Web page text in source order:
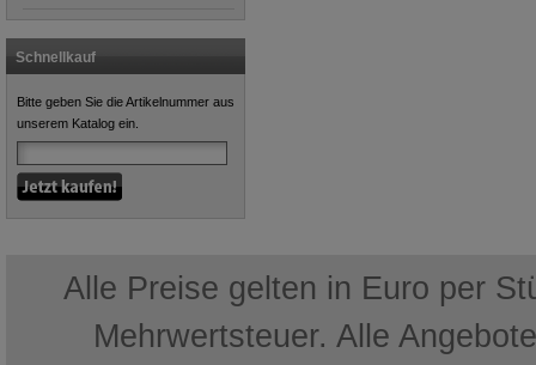
Schnellkauf
Bitte geben Sie die Artikelnummer aus
unserem Katalog ein.
Alle Preise gelten in Euro per
Mehrwertsteuer. Alle